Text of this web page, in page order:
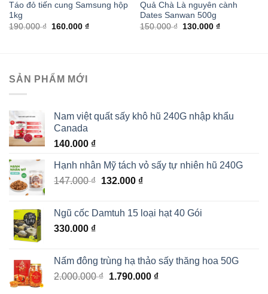
Táo đỏ tiến cung Samsung hộp
1kg
190.000₫
Giá
160.000 ₫Giá
Quả Chà Là nguyên cành
Dates Sanwan 500g
150.000₫
Giá
130.000 ₫Giá
SẢN PHẨM MỚI
Nam việt quất sấy khô hũ 240G nhập khẩu
Canada
140.000 ₫
Hạnh nhân Mỹ tách vỏ sấy tự nhiên hũ 240G
147.000₫ Giá
147.000 ₫.
132.000 ₫Giá
là:
Ngũ cốc Damtuh 15 loại hạt 40 Gói
330.000 ₫
Nấm đông trùng hạ thảo sấy thăng hoa 50G
2.000.000₫ Giá
1.790.000 ₫Giá